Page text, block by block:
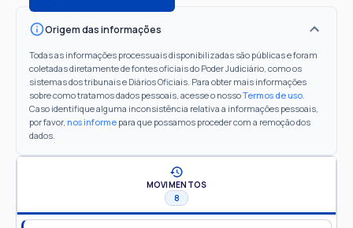
Origem das informações
Todas as informações processuais disponibilizadas são públicas e foram
coletadas diretamente de fontes oficiais do Poder Judiciário, como os
sistemas dos tribunais e Diários Oficiais. Para obter mais informações
sobre como tratamos dados pessoais, acesse o nossoTermos de uso.
Caso identifique alguma inconsistência relativa a informações pessoais,
por favor, nos informe para que possamos proceder com a remoção dos
dados.
MOVIMENTOS
8